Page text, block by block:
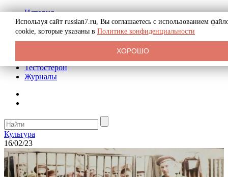
История
Биография
Криминал
Реклама на сайте
Тестостерон
Журналы
Культура
16/02/23
Используя сайт russian7.ru, Вы соглашаетесь с использованием
cookie, которые указаны в Политике конфиденциальности
ХОРОШО